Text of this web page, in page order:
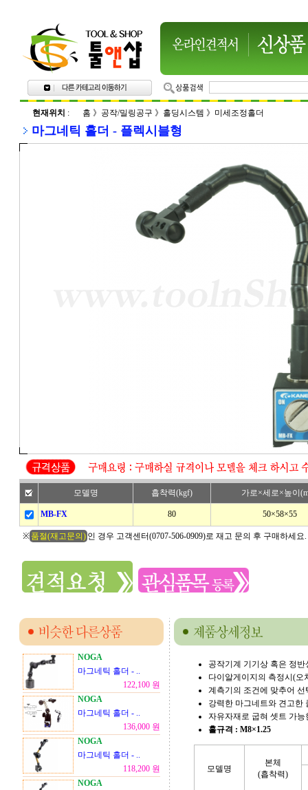
현재위치 : 홈 》 공작/밀링공구 》 홀딩시스템 》 미세조정홀더
마그네틱 홀더 - 플렉시블형
모델명 흡착력(kgf) 가로×세로×높이
MB-FX 80 50×58×55
※ 품절(재고문의) 인 경우 고객센터(0707-506-0909)로 재고 문의 후 구매하세요.
NOGA
마그네틱 홀더 - ..
122,100 원
NOGA
마그네틱 홀더 - ..
136,000 원
NOGA
마그네틱 홀더 - ..
118,200 원
NOGA
공작기계 기기상 혹은 정
다이알게이지의 측정시(오
계측기의 조건에 맞추어 선
강력한 마그네트와 견고한
자유자재로 굽혀 셋트 가능
홀규격 : M8×1.25
모델명
본체
(흡착력)